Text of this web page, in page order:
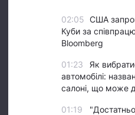
02:05 США
Куби за
Bloomberg
01:23
Як
автомобілі:
салоні, що може
01:19